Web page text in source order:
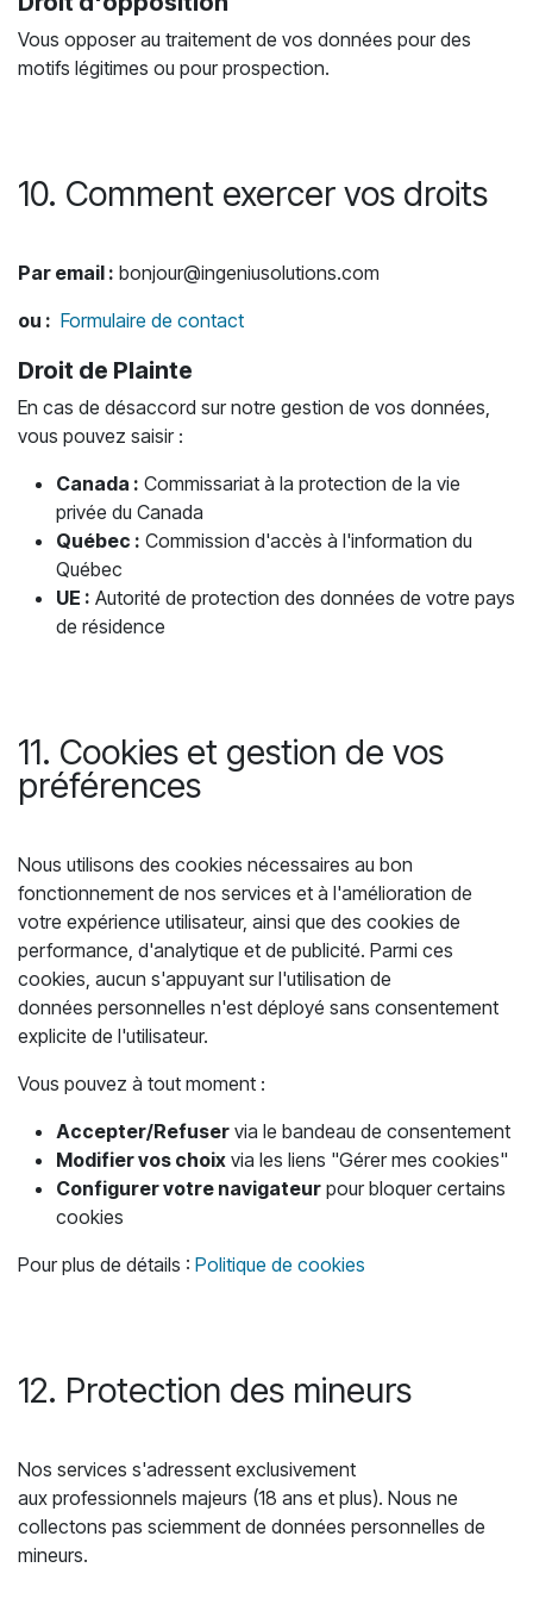
Vous opposer au traitement de vos données pour des
motifs légitimes ou pour prospection.
10. Comment exercer vos droits
Par email : bonjour@ingeniusolutions.com
ou : Formulaire de contact
Droit de Plainte
En cas de désaccord sur notre gestion de vos données,
vous pouvez saisir :
Canada : Commissariat à la protection de la vie
privée du Canada
Québec : Commission d'accès à l'information du
Québec
UE : Autorité de protection des données de votre pays
de résidence
11. Cookies et gestion de vos
préférences
Nous utilisons des cookies nécessaires au bon
fonctionnement de nos services et à l'amélioration de
votre expérience utilisateur, ainsi que des cookies de
performance, d'analytique et de publicité. Parmi ces
cookies, aucun s'appuyant sur l'utilisation de
données personnelles n'est déployé sans consentement
explicite de l'utilisateur.
Vous pouvez à tout moment :
Accepter/Refuser via le bandeau de consentement
Modifier vos choix via les liens "Gérer mes cookies"
Configurer votre navigateur pour bloquer certains
cookies
Pour plus de détails : Politique de cookies
12. Protection des mineurs
Nos services s'adressent exclusivement
aux professionnels majeurs (18 ans et plus). Nous ne
collectons pas sciemment de données personnelles de
mineurs.